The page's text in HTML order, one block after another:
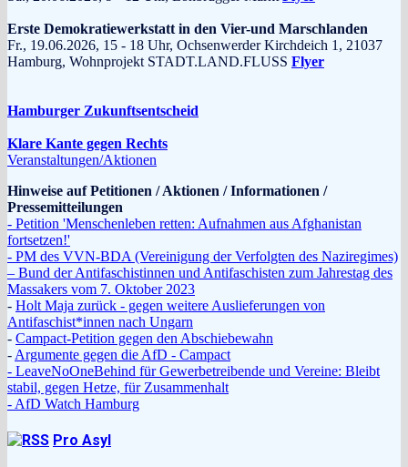
Erste Demokratiewerkstatt in den Vier-und Marschlanden
Fr., 19.06.2026, 15 - 18 Uhr, Ochsenwerder Kirchdeich 1, 21037
Hamburg, Wohnprojekt STADT.LAND.FLUSS Flyer
Hamburger Zukunftsentscheid
Klare Kante gegen Rechts
Veranstaltungen/Aktionen
Hinweise auf Petitionen / Aktionen / Informationen /
Pressemitteilungen
- Petition 'Menschenleben retten: Aufnahmen aus Afghanistan
fortsetzen!'
- PM des VVN-BDA (Vereinigung der Verfolgten des Naziregimes)
– Bund der Antifaschistinnen und Antifaschisten zum Jahrestag des
Massakers vom 7. Oktober 2023
- Holt Maja zurück - gegen weitere Auslieferungen von
Antifaschist*innen nach Ungarn
- Campact-Petition gegen den Abschiebewahn
- Argumente gegen die AfD - Campact
- LeaveNoOneBehind für Gewerbetreibende und Vereine: Bleibt
stabil, gegen Hetze, für Zusammenhalt
- AfD Watch Hamburg
Pro Asyl